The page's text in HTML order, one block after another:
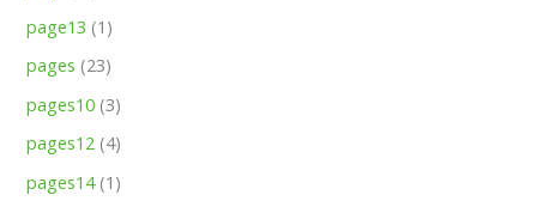
page13 (1)
pages (23)
pages10 (3)
pages12 (4)
pages14(1)